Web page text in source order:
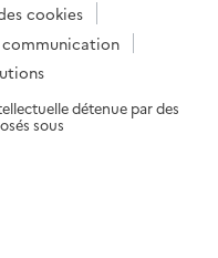
cookies
détenue par des
sous